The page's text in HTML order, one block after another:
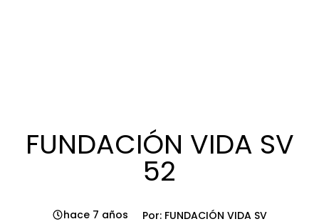
FUNDACIÓN VIDA SV
52
hace 7 años Por: FUNDACIÓN VIDA SV